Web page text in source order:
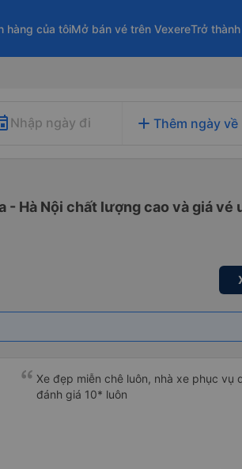
hàng của tôiMở bán vé trên VexereTrở
Nhập ngày đi add Thêm ngày về
Hà Nội chất lượng cao và giá vé
Xe đẹp miễn chê luôn, nhà xe phục vụ
đánh giá 10* luôn